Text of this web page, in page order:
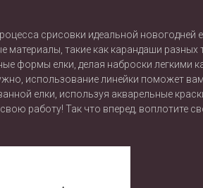
срисовки идеальной новогодней
такие как карандаши разных
формы елки, делая наброски легкими
использование линейки поможет
елки, используя акварельные
работу! Так что вперед, воплотите